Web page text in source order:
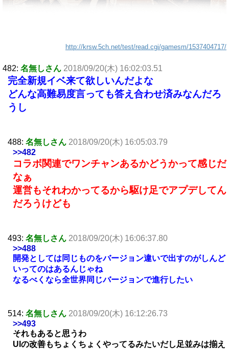
http://krsw.5ch.net/test/read.cgi/gamesm/1537404717/
482: 名無しさん 2018/09/20(木) 16:02:03.51
完全新規イベ来て欲しいんだよな
どんな高難易度言っても答え合わせ済みなんだろ
うし
488: 名無しさん 2018/09/20(木) 16:05:03.79
>>482
コラボ関連でワンチャンあるかどうかって感じだ
なぁ
運営もそれわかってるから駆け足でアプデしてん
だろうけども
493: 名無しさん 2018/09/20(木) 16:06:37.80
>>488
開発としては同じものをバージョン違いで出すのがしんど
いってのはあるんじゃね
なるべくなら全世界同じバージョンで進行したい
514: 名無しさん 2018/09/20(木) 16:12:26.73
>>493
それもあると思うわ
UIの改善もちょくちょくやってるみたいだし足並みは揃え